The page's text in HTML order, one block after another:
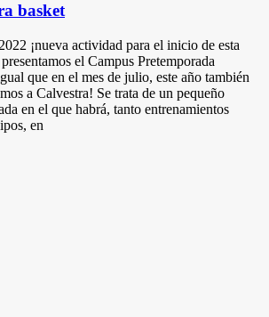
basket
¡nueva actividad para el inicio de esta
el Campus Pretemporada
que en el mes de julio, este año también
a Calvestra! Se trata de un pequeño
en el que habrá, tanto entrenamientos
en